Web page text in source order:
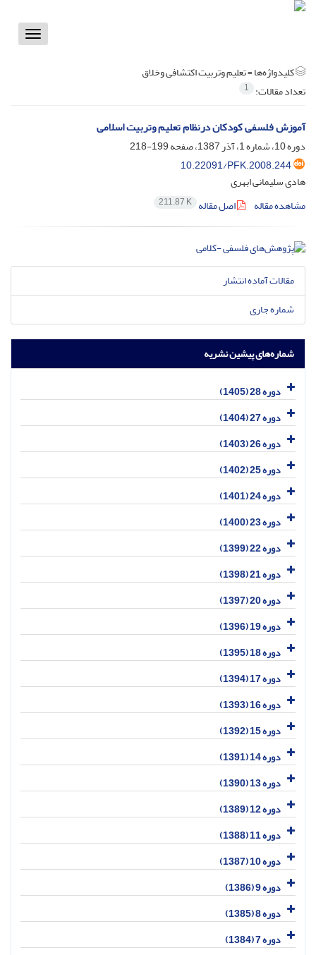
Toggle
کلیدواژه‌ها =تعلیم وتربیت اکتشافی وخلاق
تعداد مقالات: 1
آموزش فلسفی کودکان درنظام تعلیم وتربیت اسلامی
دوره 10، شماره 1، آذر 1387، صفحه
199-218
10.22091/PFK.2008.244
هادی سلیمانی ابهری
مشاهده مقاله
اصل مقاله 211.87 K
مقالات آماده انتشار
شماره جاری
شماره‌های پیشین نشریه
دوره 28 (1405)
دوره 27 (1404)
دوره 26 (1403)
دوره 25 (1402)
دوره 24 (1401)
دوره 23 (1400)
دوره 22 (1399)
دوره 21 (1398)
دوره 20 (1397)
دوره 19 (1396)
دوره 18 (1395)
دوره 17 (1394)
دوره 16 (1393)
دوره 15 (1392)
دوره 14 (1391)
دوره 13 (1390)
دوره 12 (1389)
دوره 11 (1388)
دوره 10 (1387)
دوره 9 (1386)
دوره 8 (1385)
دوره 7 (1384)